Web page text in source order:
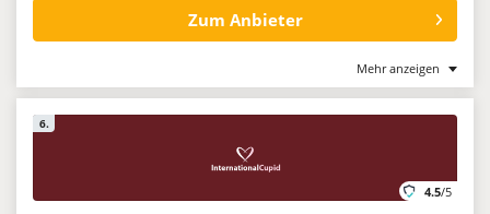
Zum Anbieter
Mehr anzeigen
6.
4.5/5